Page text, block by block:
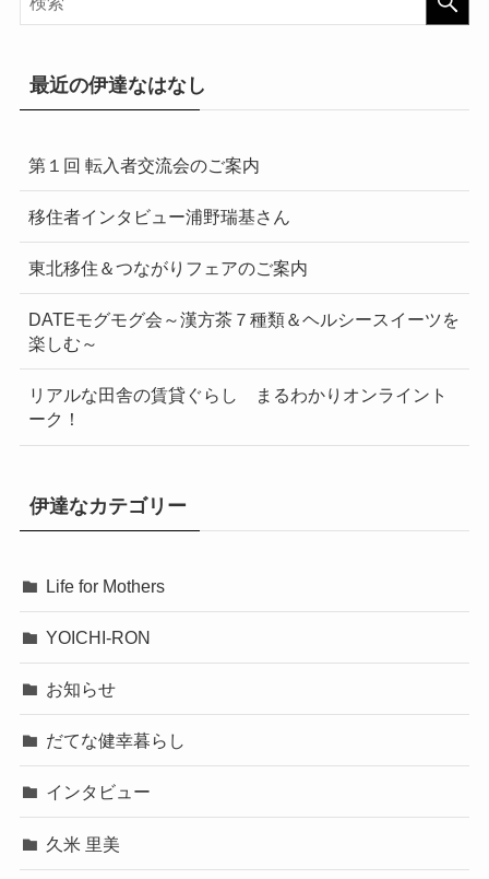
最近の伊達なはなし
第１回 転入者交流会のご案内
移住者インタビュー浦野瑞基さん
東北移住＆つながりフェアのご案内
DATEモグモグ会～漢方茶７種類＆ヘルシースイーツを
楽しむ～
リアルな田舎の賃貸ぐらし まるわかりオンライント
ーク！
伊達なカテゴリー
Life for Mothers
YOICHI-RON
お知らせ
だてな健幸暮らし
インタビュー
久米 里美